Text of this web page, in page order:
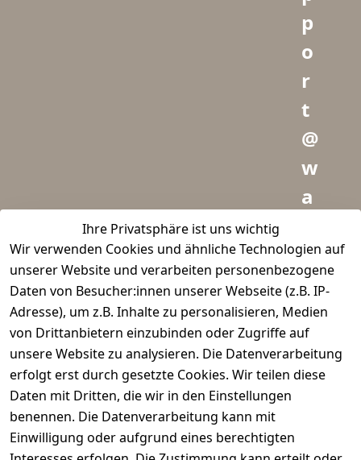
Ihre Privatsphäre ist uns wichtig
Wir verwenden Cookies und ähnliche Technologien auf
unserer Website und verarbeiten personenbezogene
Daten von Besucher:innen unserer Webseite (z.B. IP-
Adresse), um z.B. Inhalte zu personalisieren, Medien
von Drittanbietern einzubinden oder Zugriffe auf
unsere Website zu analysieren. Die Datenverarbeitung
erfolgt erst durch gesetzte Cookies. Wir teilen diese
Daten mit Dritten, die wir in den Einstellungen
benennen. Die Datenverarbeitung kann mit
Einwilligung oder aufgrund eines berechtigten
p
o
r
t
@
w
a
d
m
e
i
s